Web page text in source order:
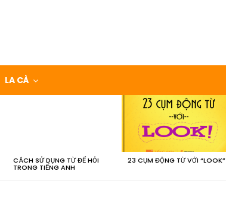
LA CÀ
CÁCH SỬ DỤNG TỪ ĐỂ HỎI
TRONG TIẾNG ANH
23 CỤM ĐỘNG TỪ VỚI “LOOK”